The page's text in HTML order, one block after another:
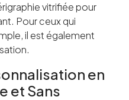
vitrifiée pour
Pour ceux qui
il est également
en
et Sans